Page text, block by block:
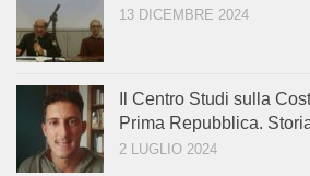
13 DICEMBRE 2024
Il Centro Studi sulla
Prima Repubblica.
2 LUGLIO 2024